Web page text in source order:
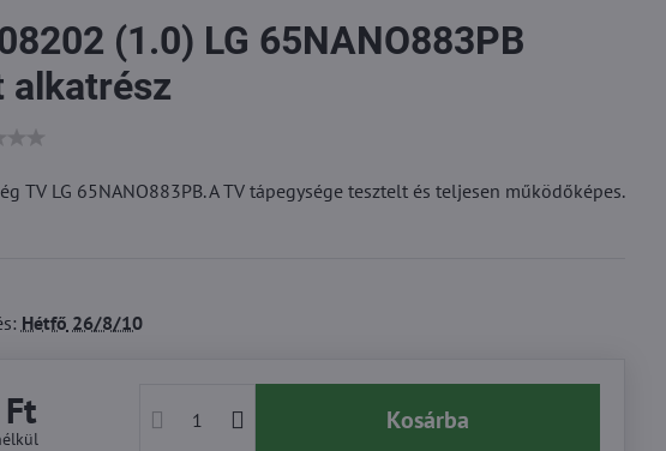
(1.0) LG 65NANO883PB
alkatrész
TV LG 65NANO883PB. A TV tápegysége tesztelt és teljesen működőképes.
Hétfő 26/8/10
Kosárba